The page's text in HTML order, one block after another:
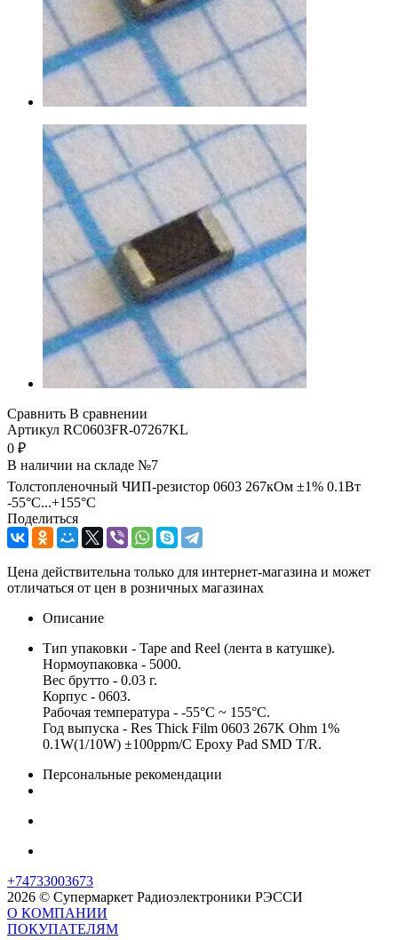
Сравнить В сравнении
Артикул RC0603FR-07267KL
0 ₽
В наличии на складе №7
Толстопленочный ЧИП-резистор 0603 267кОм ±1% 0.1Вт
-55°С...+155°С
Поделиться
Цена действительна только для интернет-магазина и может
отличаться от цен в розничных магазинах
Описание
Тип упаковки - Tape and Reel (лента в катушке).
Нормоупаковка - 5000.
Вес брутто - 0.03 г.
Корпус - 0603.
Рабочая температура - -55°C ~ 155°C.
Год выпуска - Res Thick Film 0603 267K Ohm 1%
0.1W(1/10W) ±100ppm/C Epoxy Pad SMD T/R.
Персональные рекомендации
+74733003673
2026 © Супермаркет Радиоэлектроники РЭССИ
О КОМПАНИИ
ПОКУПАТЕЛЯМ